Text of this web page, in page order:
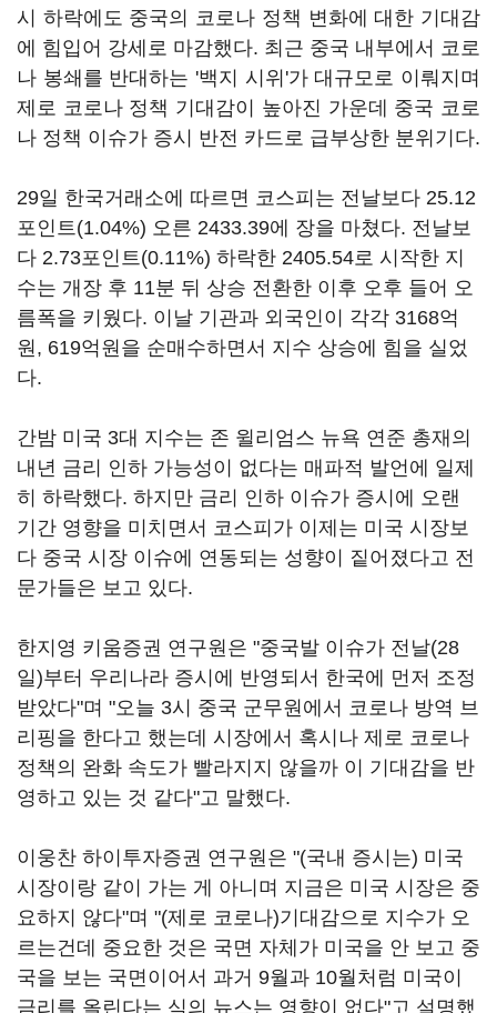
시 하락에도 중국의 코로나 정책 변화에 대한 기대감
에 힘입어 강세로 마감했다. 최근 중국 내부에서 코로
나 봉쇄를 반대하는 '백지 시위'가 대규모로 이뤄지며
제로 코로나 정책 기대감이 높아진 가운데 중국 코로
나 정책 이슈가 증시 반전 카드로 급부상한 분위기다.
29일 한국거래소에 따르면 코스피는 전날보다 25.12
포인트(1.04%) 오른 2433.39에 장을 마쳤다. 전날보
다 2.73포인트(0.11%) 하락한 2405.54로 시작한 지
수는 개장 후 11분 뒤 상승 전환한 이후 오후 들어 오
름폭을 키웠다. 이날 기관과 외국인이 각각 3168억
원, 619억원을 순매수하면서 지수 상승에 힘을 실었
다.
간밤 미국 3대 지수는 존 윌리엄스 뉴욕 연준 총재의
내년 금리 인하 가능성이 없다는 매파적 발언에 일제
히 하락했다. 하지만 금리 인하 이슈가 증시에 오랜
기간 영향을 미치면서 코스피가 이제는 미국 시장보
다 중국 시장 이슈에 연동되는 성향이 짙어졌다고 전
문가들은 보고 있다.
한지영 키움증권 연구원은 "중국발 이슈가 전날(28
일)부터 우리나라 증시에 반영되서 한국에 먼저 조정
받았다"며 "오늘 3시 중국 군무원에서 코로나 방역 브
리핑을 한다고 했는데 시장에서 혹시나 제로 코로나
정책의 완화 속도가 빨라지지 않을까 이 기대감을 반
영하고 있는 것 같다"고 말했다.
이웅찬 하이투자증권 연구원은 "(국내 증시는) 미국
시장이랑 같이 가는 게 아니며 지금은 미국 시장은 중
요하지 않다"며 "(제로 코로나)기대감으로 지수가 오
르는건데 중요한 것은 국면 자체가 미국을 안 보고 중
국을 보는 국면이어서 과거 9월과 10월처럼 미국이
금리를 올린다는 식의 뉴스는 영향이 없다"고 설명했